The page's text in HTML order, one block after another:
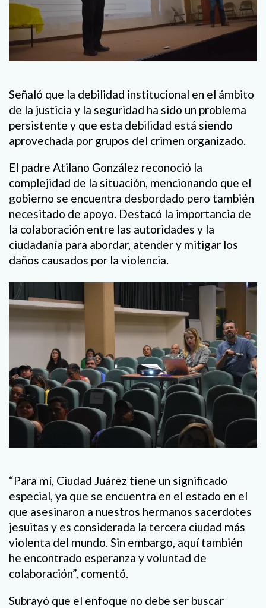
Señaló que la debilidad institucional en el ámbito
de la justicia y la seguridad ha sido un problema
persistente y que esta debilidad está siendo
aprovechada por grupos del crimen organizado.
El padre Atilano González reconoció la
complejidad de la situación, mencionando que el
gobierno se encuentra desbordado pero también
necesitado de apoyo. Destacó la importancia de
la colaboración entre las autoridades y la
ciudadanía para abordar, atender y mitigar los
daños causados por la violencia.
“Para mí, Ciudad Juárez tiene un significado
especial, ya que se encuentra en el estado en el
que asesinaron a nuestros hermanos sacerdotes
jesuitas y es considerada la tercera ciudad más
violenta del mundo. Sin embargo, aquí también
he encontrado esperanza y voluntad de
colaboración”, comentó.
Subrayó que el enfoque no debe ser buscar